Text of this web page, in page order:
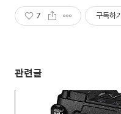
7 구독하기
관련글